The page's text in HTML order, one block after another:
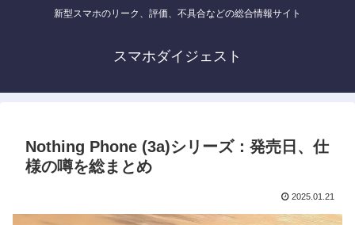
新型スマホのリーク、評価、不具合などの総合情報サイト
スマホダイジェスト
Nothing Phone (3a)シリーズ：発売日、仕
様の噂を総まとめ
2025.01.21